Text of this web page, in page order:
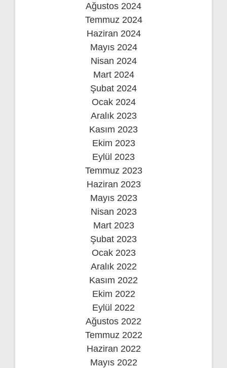
Ağustos 2024
Temmuz 2024
Haziran 2024
Mayıs 2024
Nisan 2024
Mart 2024
Şubat 2024
Ocak 2024
Aralık 2023
Kasım 2023
Ekim 2023
Eylül 2023
Temmuz 2023
Haziran 2023
Mayıs 2023
Nisan 2023
Mart 2023
Şubat 2023
Ocak 2023
Aralık 2022
Kasım 2022
Ekim 2022
Eylül 2022
Ağustos 2022
Temmuz 2022
Haziran 2022
Mayıs 2022